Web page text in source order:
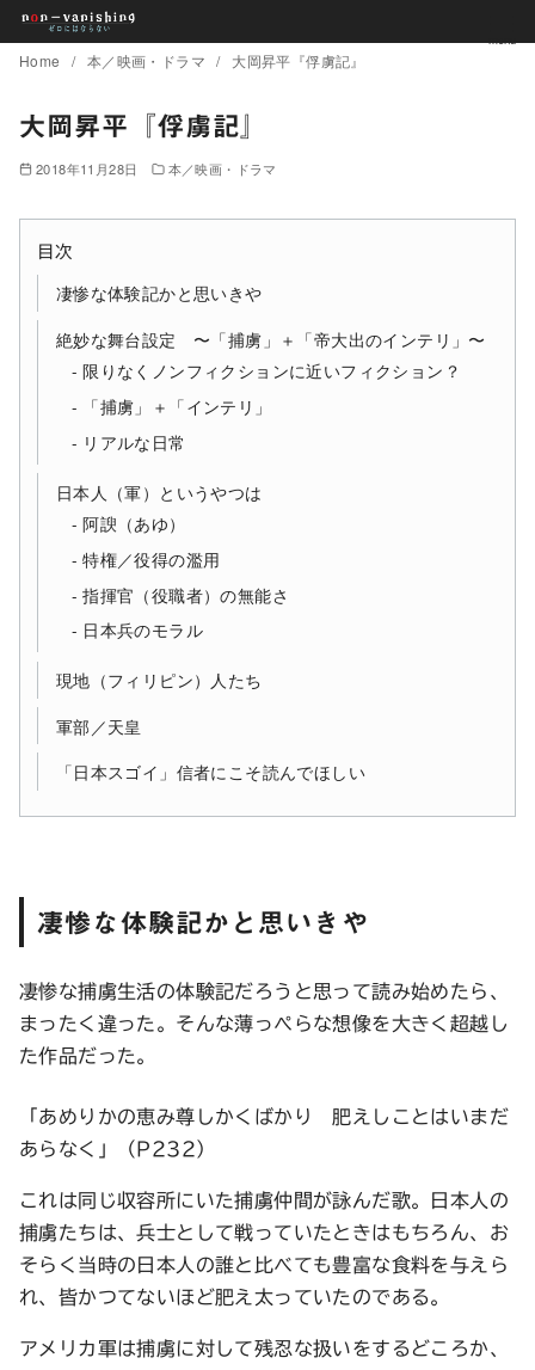
Home 本／映画・ドラマ 大岡昇平『俘虜記』
大岡昇平『俘虜記』
2018年11月28日 本／映画・ドラマ
目次
凄惨な体験記かと思いきや
絶妙な舞台設定 〜「捕虜」＋「帝大出のインテリ」〜
限りなくノンフィクションに近いフィクション？
「捕虜」＋「インテリ」
リアルな日常
日本人（軍）というやつは
阿諛（あゆ）
特権／役得の濫用
指揮官（役職者）の無能さ
日本兵のモラル
現地（フィリピン）人たち
軍部／天皇
「日本スゴイ」信者にこそ読んでほしい
凄惨な体験記かと思いきや
凄惨な捕虜生活の体験記だろうと思って読み始めたら、
まったく違った。そんな薄っぺらな想像を大きく超越し
た作品だった。
「あめりかの恵み尊しかくばかり 肥えしことはいまだ
あらなく」（P232）
これは同じ収容所にいた捕虜仲間が詠んだ歌。日本人の
捕虜たちは、兵士として戦っていたときはもちろん、お
そらく当時の日本人の誰と比べても豊富な食料を与えら
れ、皆かつてないほど肥え太っていたのである。
アメリカ軍は捕虜に対して残忍な扱いをするどころか、